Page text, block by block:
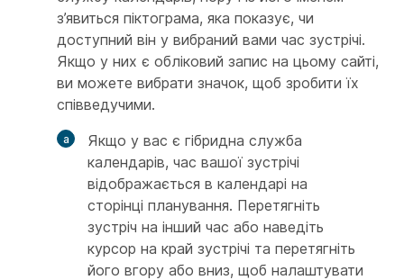
з’явиться піктограма, яка показує, чи
доступний він у вибраний вами час зустрічі.
Якщо у них є обліковий запис на цьому сайті,
ви можете вибрати значок, щоб зробити їх
співведучими.
Якщо у вас є гібридна служба
календарів, час вашої зустрічі
відображається в календарі на
сторінці планування. Перетягніть
зустріч на інший час або наведіть
курсор на край зустрічі та перетягніть
його вгору або вниз, щоб налаштувати